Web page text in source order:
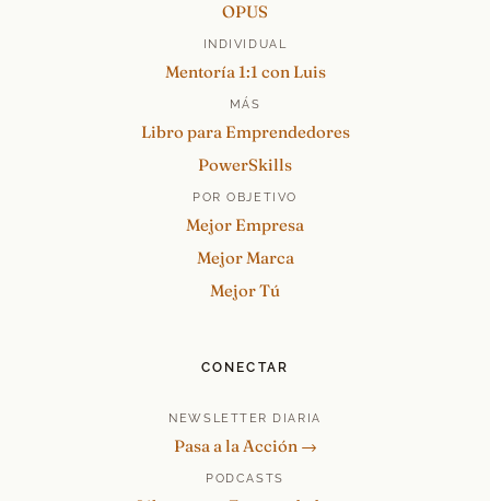
OPUS
INDIVIDUAL
Mentoría 1:1 con Luis
MÁS
Libro para Emprendedores
PowerSkills
POR OBJETIVO
Mejor Empresa
Mejor Marca
Mejor Tú
CONECTAR
NEWSLETTER DIARIA
Pasa a la Acción →
PODCASTS